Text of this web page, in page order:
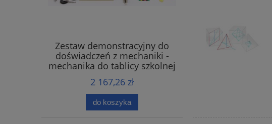
Zestaw demonstracyjny do
doświadczeń z mechaniki -
mechanika do tablicy szkolnej
2 167,26 zł
do koszyka